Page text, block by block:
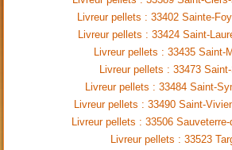
Livreur pellets : 33402 Sainte-
Livreur pellets : 33424 Saint-
Livreur pellets : 33435 Saint-
Livreur pellets : 33473
Livreur pellets : 33484 Saint-
Livreur pellets : 33490 Saint-
Livreur pellets : 33506 Sauveterre-
Livreur pellets : 33523